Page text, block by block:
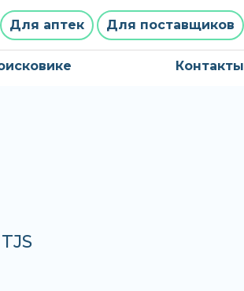
Для аптек Для поставщиков
Контакты